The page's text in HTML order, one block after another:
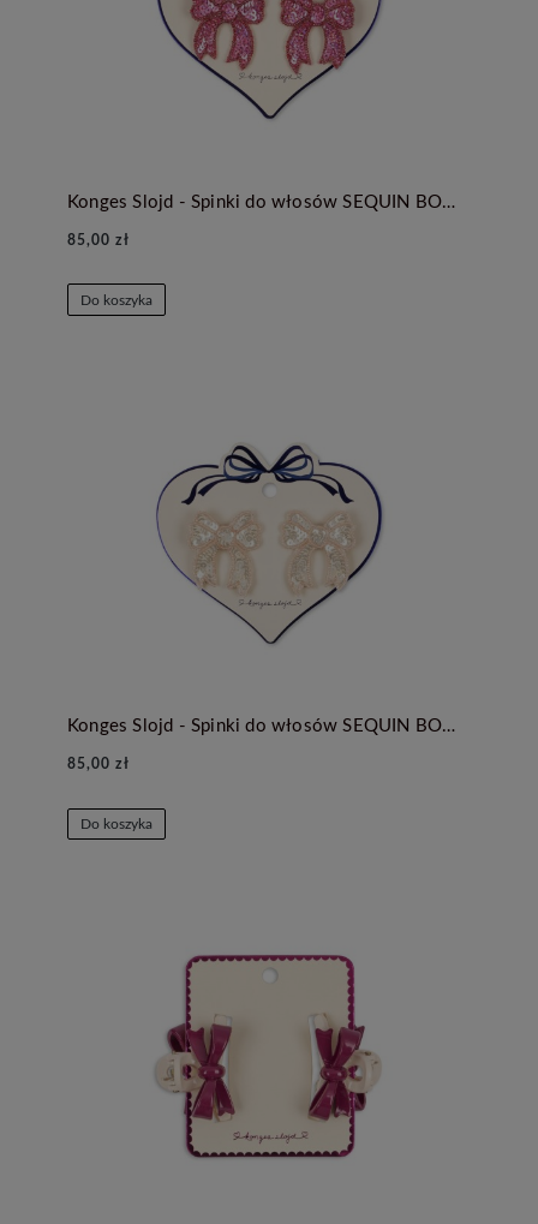
Konges Slojd - Spinki do włosów SEQUIN BOW - RAPTURE ROSE
85,00 zł
Do koszyka
Konges Slojd - Spinki do włosów SEQUIN BOW - CAMEO ROSE
85,00 zł
Do koszyka